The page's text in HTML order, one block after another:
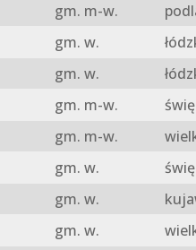
gm. m-w.
gm. w.
gm. w.
gm. m-w.
gm. m-w.
gm. w.
gm. w.
gm. w.